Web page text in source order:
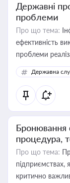
Державні
проблеми
Про що тема:
ефективність
проблеми
Державна
Бронювання
процедура,
Про що тема:
підприємствах,
критично